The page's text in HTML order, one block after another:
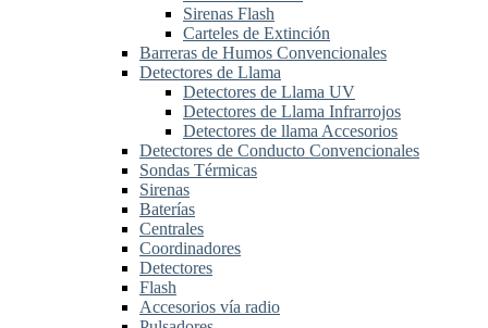
Sirenas Flash
Carteles de Extinción
Barreras de Humos Convencionales
Detectores de Llama
Detectores de Llama UV
Detectores de Llama Infrarrojos
Detectores de llama Accesorios
Detectores de Conducto Convencionales
Sondas Térmicas
Sirenas
Baterías
Centrales
Coordinadores
Detectores
Flash
Accesorios vía radio